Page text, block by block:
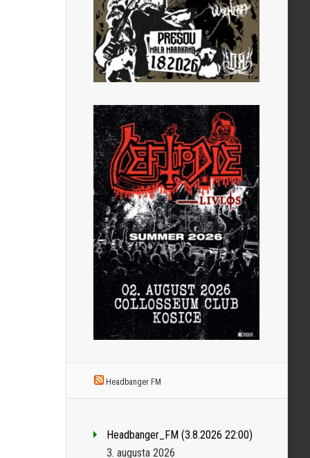
Headbanger FM
Headbanger_FM (3.8.2026 22:00)
3. augusta 2026